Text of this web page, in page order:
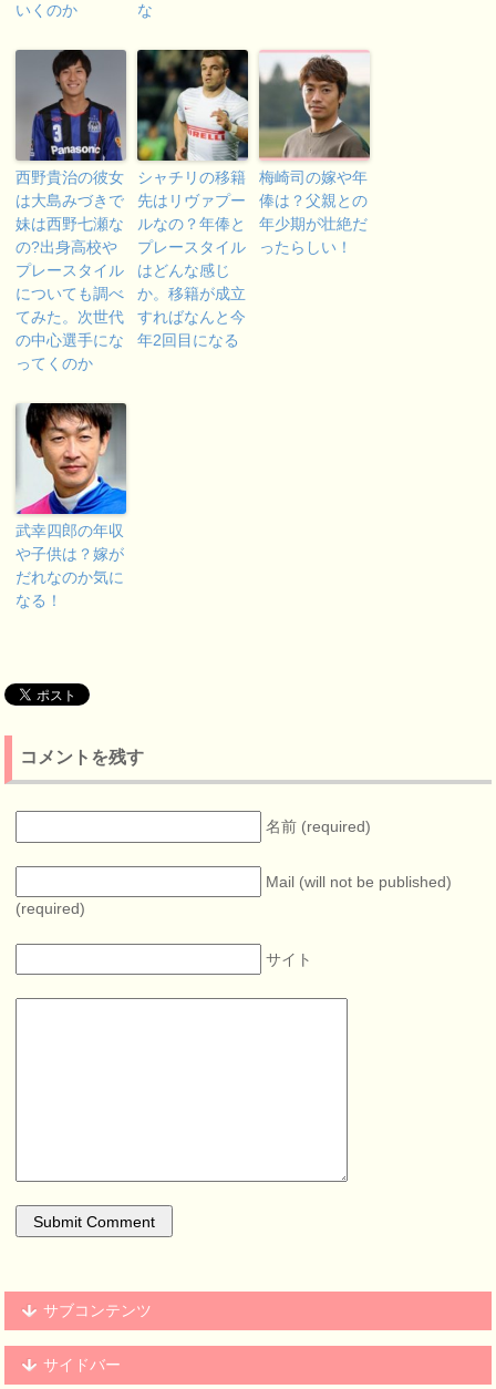
いくのか
な
西野貴治の彼女
は大島みづきで
妹は西野七瀬な
の?出身高校や
プレースタイル
についても調べ
てみた。次世代
の中心選手にな
ってくのか
シャチリの移籍
先はリヴァプー
ルなの？年俸と
プレースタイル
はどんな感じ
か。移籍が成立
すればなんと今
年2回目になる
梅崎司の嫁や年
俸は？父親との
年少期が壮絶だ
ったらしい！
武幸四郎の年収
や子供は？嫁が
だれなのか気に
なる！
コメントを残す
名前 (required)
Mail (will not be published)
(required)
サイト
サブコンテンツ
サイドバー